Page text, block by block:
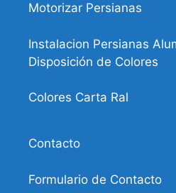
Motorizar Persianas
Instalacion Persianas
Disposición de Colores
Colores Carta Ral
Contacto
Formulario de Contacto